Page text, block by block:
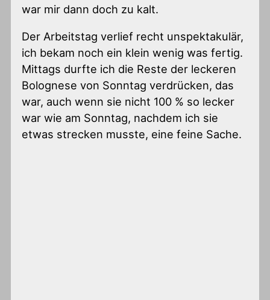
war mir dann doch zu kalt.
Der Arbeitstag verlief recht unspektakulär,
ich bekam noch ein klein wenig was fertig.
Mittags durfte ich die Reste der leckeren
Bolognese von Sonntag verdrücken, das
war, auch wenn sie nicht 100 % so lecker
war wie am Sonntag, nachdem ich sie
etwas strecken musste, eine feine Sache.